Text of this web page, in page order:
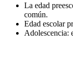
La edad
común.
Edad escolar
Adolescencia: